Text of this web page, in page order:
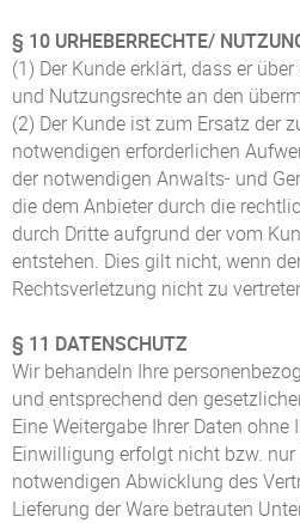
§ 10 URHEBERRECHTE/
(1) Der Kunde erklärt, dass er
und Nutzungsrechte an den
(2) Der Kunde ist zum Ersatz der
notwendigen erforderlichen
der notwendigen Anwalts- und
die dem Anbieter durch die
durch Dritte aufgrund der vom
entstehen. Dies gilt nicht, wenn
Rechtsverletzung nicht zu
§ 11 DATENSCHUTZ
Wir behandeln Ihre
und entsprechend den
Eine Weitergabe Ihrer Daten
Einwilligung erfolgt nicht bzw.
notwendigen Abwicklung des
Lieferung der Ware betrauten